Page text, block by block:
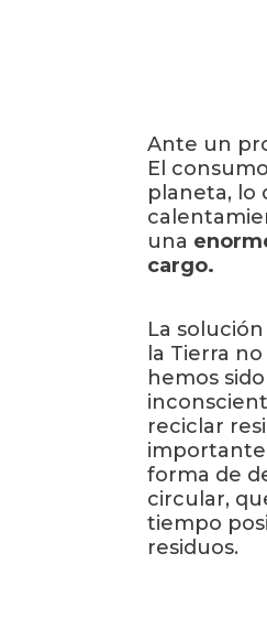
Ante un
El
planeta, lo
una
cargo.
La
la Tierra
hemos
reciclar
forma de
circular,
tiempo
residuos.